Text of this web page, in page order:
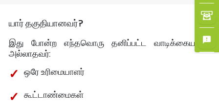
யார் தகுதியானவர்?
இது போன்ற எந்தவொரு தனிப்பட்ட வாடிக்கையாளர்
அல்லாதவர்:
ஒரே உரிமையாளர்
கூட்டாண்மைகள்